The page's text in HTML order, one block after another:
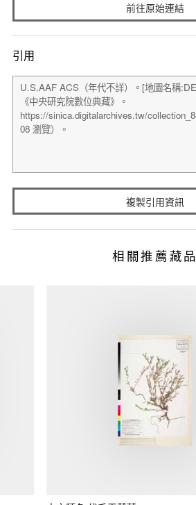
前往原始連結
引用
複製引用資訊
相關推薦藏品